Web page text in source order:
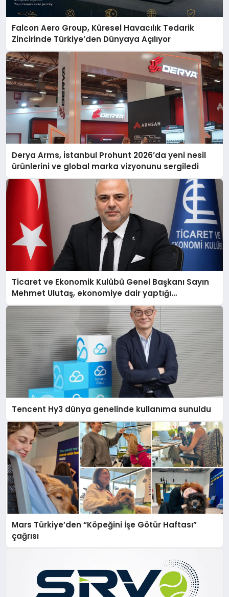
Falcon Aero Group, Küresel Havacılık Tedarik
Zincirinde Türkiye’den Dünyaya Açılıyor
Derya Arms, İstanbul Prohunt 2026’da yeni nesil
ürünlerini ve global marka vizyonunu sergiledi
Ticaret ve Ekonomik Kulübü Genel Başkanı Sayın
Mehmet Ulutaş, ekonomiye dair yaptığı
açıklamada şunları kaydetti:
Tencent Hy3 dünya genelinde kullanıma sunuldu
Mars Türkiye’den “Köpeğini İşe Götür Haftası”
çağrısı